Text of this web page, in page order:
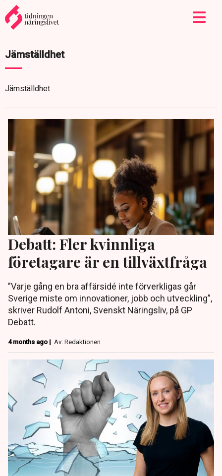
Jämställdhet
Jämställdhet
Debatt: Fler kvinnliga
företagare är en tillväxtfråga
”Varje gång en bra affärsidé inte förverkligas går
Sverige miste om innovationer, jobb och utveckling”,
skriver Rudolf Antoni, Svenskt Näringsliv, på GP
Debatt.
4 months ago | Av: Redaktionen